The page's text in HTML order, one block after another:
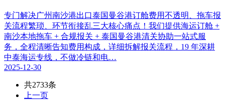
专门解决广州南沙港出口泰国曼谷港订舱费用不透明、拖车报
关流程繁琐、环节衔接乱三大核心痛点！我们提供海运订舱 +
南沙本地拖车 + 合规报关 + 泰国曼谷港清关协助一站式服
务，全程清晰告知费用构成，详细拆解报关流程，19 年深耕
中泰海运专线，不做冷链和电…
2025-12-30
共2733条
上一页